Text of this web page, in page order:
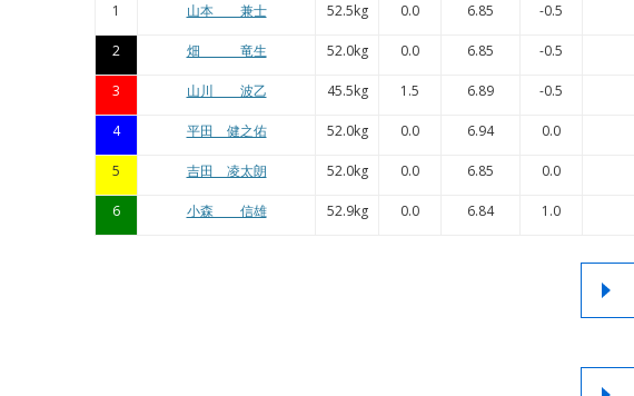
1
山本 兼士 52.5kg 0.0 6.85 -0.5
2 畑 竜生 52.0kg 0.0 6.85 -0.5
3 山川 波乙 45.5kg 1.5 6.89 -0.5
4 平田 健之佑 52.0kg 0.0 6.94 0.0
5 吉田 凌太朗 52.0kg 0.0 6.85 0.0
6 小森 信雄 52.9kg 0.0 6.84 1.0